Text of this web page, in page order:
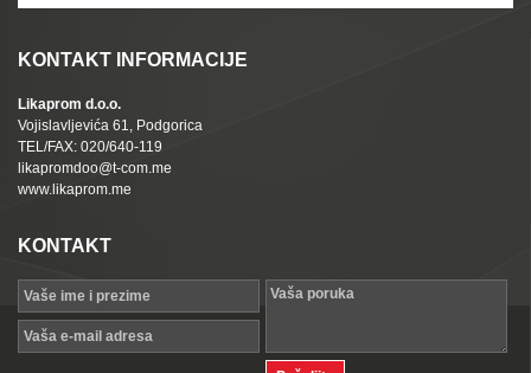
KONTAKT INFORMACIJE
Likaprom d.o.o.
Vojislavljevića 61, Podgorica
TEL/FAX: 020/640-119
likapromdoo@t-com.me
www.likaprom.me
KONTAKT